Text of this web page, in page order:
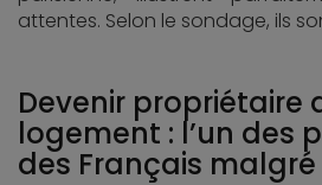
attentes. Selon le sondage, ils
Devenir propriétaire
logement : l’un des
des Français malgré